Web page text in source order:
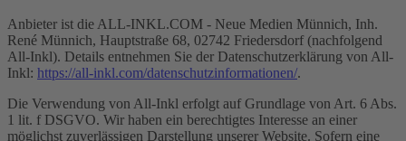
Anbieter ist die ALL-INKL.COM - Neue Medien Münnich, Inh.
René Münnich, Hauptstraße 68, 02742 Friedersdorf (nachfolgend
All-Inkl). Details entnehmen Sie der Datenschutzerklärung von All-
Inkl: https://all-inkl.com/datenschutzinformationen/.
Die Verwendung von All-Inkl erfolgt auf Grundlage von Art. 6 Abs.
1 lit. f DSGVO. Wir haben ein berechtigtes Interesse an einer
möglichst zuverlässigen Darstellung unserer Website. Sofern eine